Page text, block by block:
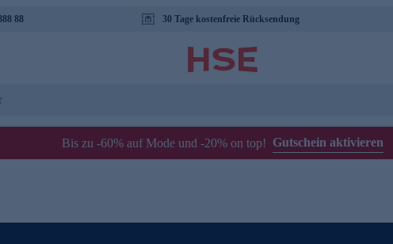
88 30 Tage kostenfreie Rücksendung
Bis zu -60% auf Mode und -20% on top! Gutschein aktivieren